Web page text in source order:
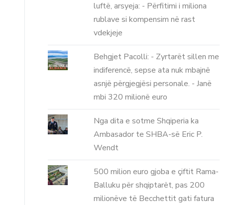
luftë, arsyeja: - Përfitimi i miliona
rublave si kompensim në rast
vdekjeje
Behgjet Pacolli: - Zyrtarët sillen me
indiferencë, sepse ata nuk mbajnë
asnjë përgjegjësi personale. - Janë
mbi 320 milionë euro
Nga dita e sotme Shqiperia ka
Ambasador te SHBA-së Eric P.
Wendt
500 milion euro gjoba e çiftit Rama-
Balluku për shqiptarët, pas 200
milionëve të Becchettit gati fatura